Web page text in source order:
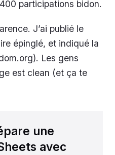
participations bidon.
J’ai publié le
épinglé, et indiqué la
Les gens
est clean (et ça te
une
avec